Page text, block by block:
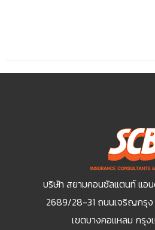
บริษัท สยามคอนซัลแตนท์ แอ
2689/28-31 ถนนเจริญกรุง
เขตบางคอแหลม กรุง